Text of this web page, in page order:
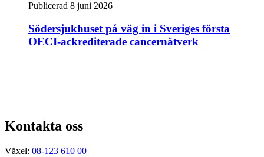
Publicerad 8 juni 2026
Södersjukhuset på väg in i Sveriges första
OECI-ackrediterade cancernätverk
Kontakta oss
Växel: 08-123 610 00